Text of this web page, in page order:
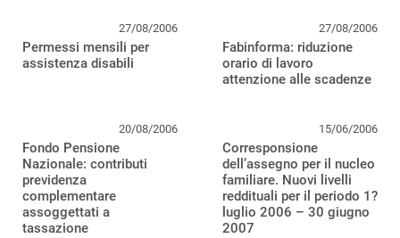
27/08/2006
Permessi mensili per
assistenza disabili
27/08/2006
Fabinforma: riduzione
orario di lavoro
attenzione alle scadenze
20/08/2006
Fondo Pensione
Nazionale: contributi
previdenza
complementare
assoggettati a
tassazione
15/06/2006
Corresponsione
dell’assegno per il nucleo
familiare. Nuovi livelli
reddituali per il periodo 1?
luglio 2006 – 30 giugno
2007